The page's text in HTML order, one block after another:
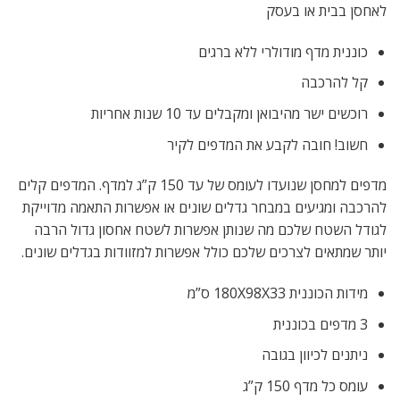
לאחסן בבית או בעסק
כוננית מדף מודולרי ללא ברגים
קל להרכבה
רוכשים ישר מהיבואן ומקבלים עד 10 שנות אחריות
חשוב! חובה לקבע את המדפים לקיר
מדפים למחסן שנועדו לעומס של עד 150 ק”ג למדף. המדפים קלים
להרכבה ומגיעים במבחר גדלים שונים או אפשרות התאמה מדוייקת
לגודל השטח שלכם מה שנותן אפשרות לשטח אחסון גדול הרבה
יותר שמתאים לצרכים שלכם כולל אפשרות למזוודות בגדלים שונים.
מידות הכוננית 180X98X33 ס”מ
3 מדפים בכוננית
ניתנים לכיוון בגובה
עומס כל מדף 150 ק”ג